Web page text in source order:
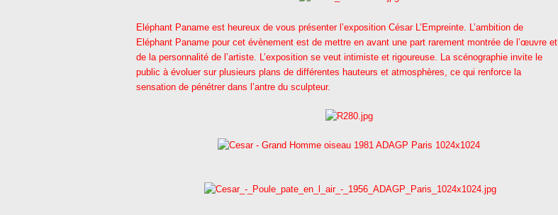
Eléphant Paname est heureux de vous présenter l’exposition César L’Empreinte. L’ambition de
Eléphant Paname pour cet évènement est de mettre en avant une part rarement montrée de l’œuvre et
de la personnalité de l’artiste. L’exposition se veut intimiste et rigoureuse. La scénographie invite le
public à évoluer sur plusieurs plans de différentes hauteurs et atmosphères, ce qui renforce la
sensation de pénétrer dans l’antre du sculpteur.